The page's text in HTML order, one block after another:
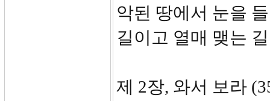
악된 땅에서 눈을
길이고 열매 맺는
제 2장, 와서 보라